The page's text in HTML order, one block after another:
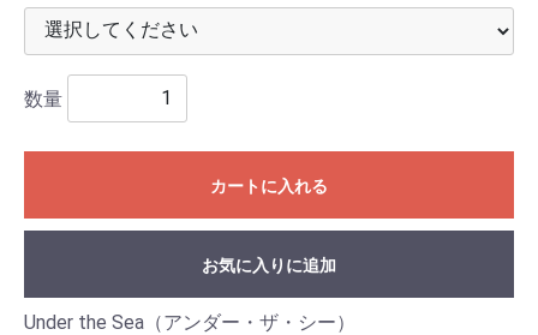
数量
カートに入れる
お気に入りに追加
Under the Sea（アンダー・ザ・シー）